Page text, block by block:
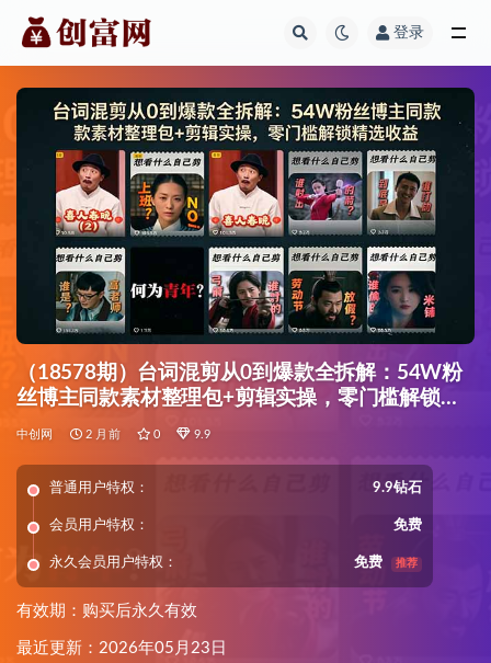
登录
（18578期）台词混剪从0到爆款全拆解：54W粉
丝博主同款素材整理包+剪辑实操，零门槛解锁精
选收益
中创网 2 月前 0 9.9
普通用户特权： 9.9钻石
会员用户特权： 免费
永久会员用户特权： 免费 推荐
有效期：购买后永久有效
最近更新：2026年05月23日